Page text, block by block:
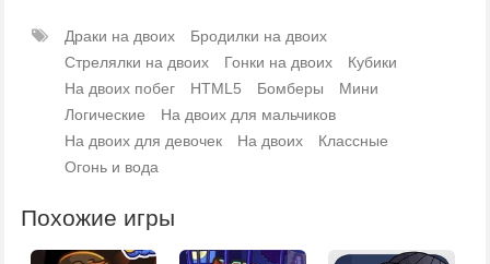
Драки на двоих
Бродилки на двоих
Стрелялки на двоих
Гонки на двоих
Кубики
На двоих побег
HTML5 Бомберы
Мини
Логические
На двоих для мальчиков
На двоих для девочек
На двоих
Классные
Огонь и вода
Похожие игры